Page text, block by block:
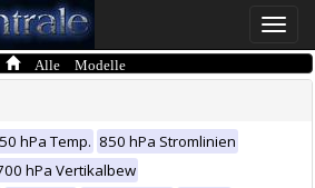
Toggle
Alle Modelle
hPa Temp. 850 hPa Stromlinien
hPa Vertikalbew